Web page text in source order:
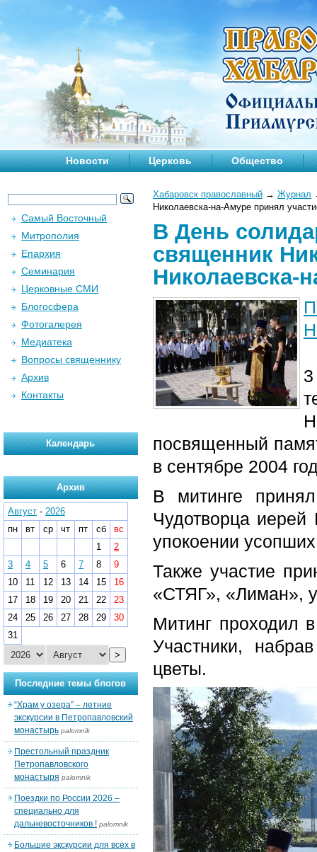
Новости Церковь Общество
Хабаровск православный → Журнал
Николаевска-на-Амуре принял
В День
священник
Николаевска-
посвященный
в сентябре 2004
В митинге
Чудотворца
упокоении
Также участие
«СТЯГ», «Лиман»,
Митинг проходил
Участники,
цветы.
Самый Восточный
Митрополия
Епархия
Семинария
Церковные СМИ
Блогосфера
Фотогалерея
Медиатека
Вопросы священнику
Архив
Контакты
Календарь
Архив
Август - 2026
пн
вт ср чт пт сб
вс
1
2
3
4 5 6 7 8
9
10
11 12 13 14 15
16
17
18 19 20 21 22
23
24
25 26 27 28 29
30
31
>
Последние темы блогов
“Храм у озера” – летние
экскурсии в Петропавловский
монастырь palomnik
Престольный праздник
Петропавловского
монастыря palomnik
Поездки по России 2026 –
специально для
дальневосточников ! palomnik
Большие экскурсии для всех в